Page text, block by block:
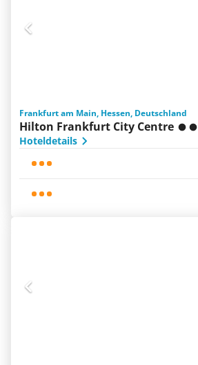
Frankfurt am Main, Hessen, Deutschland
Hilton Frankfurt City Centre
Hoteldetails